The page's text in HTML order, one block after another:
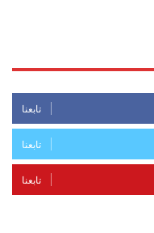
تابعنا
تابعنا
تابعنا